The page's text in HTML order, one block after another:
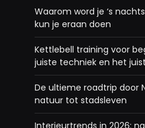
Waarom word je ‘s
kun je eraan doen
Kettlebell training voor
juiste techniek en het
De ultieme roadtrip door
natuur tot stadsleven